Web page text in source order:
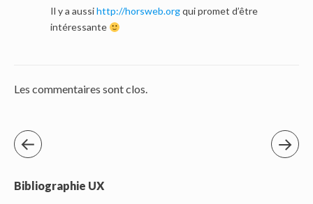
Il y a aussihttp://horsweb.orgqui promet d’être
intéressante
Les commentaires sont clos.
Bibliographie UX